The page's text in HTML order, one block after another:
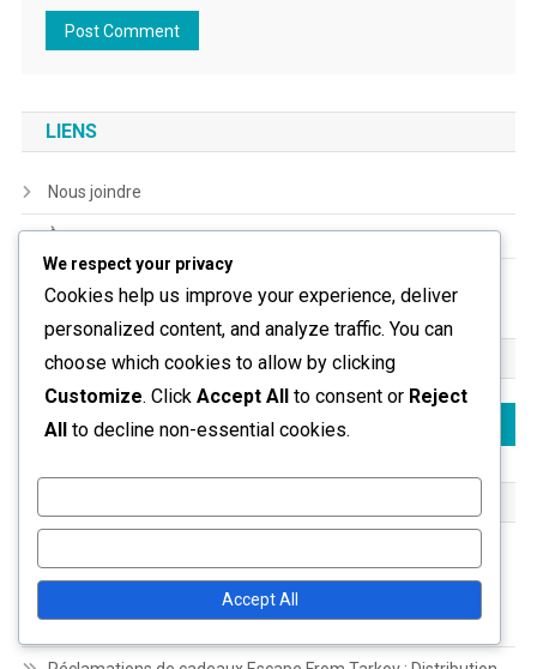
LIENS
Nous joindre
À propos
RECHERCHE
Réclamations de cadeaux Escape From Tarkov : Vérification
des réclamations, Flux de processus, Témoignages
d’utilisateurs
We respect your privacy
Cookies help us improve your experience, deliver
personalized content, and analyze traffic. You can
choose which cookies to allow by clicking
Customize. Click Accept All to consent or Reject
All to decline non-essential cookies.
Accept All